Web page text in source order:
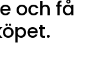
och få